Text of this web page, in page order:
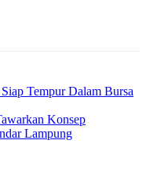
Tempur Dalam Bursa
Konsep
Lampung